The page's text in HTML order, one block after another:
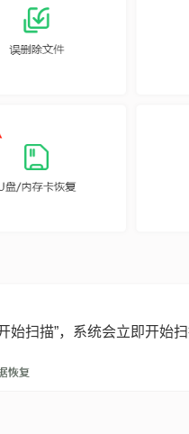
始扫描”，系统会立即开始